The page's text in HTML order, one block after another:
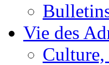
Vie des